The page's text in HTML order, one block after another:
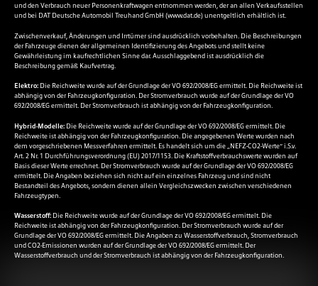
und den Verbrauch neuer Personenkraftwagen entnommen werden, der an allen Verkaufsstellen
und bei DAT Deutsche Automobil Treuhand GmbH (www.dat.de) unentgeltlich erhältlich ist.
Zwischenverkauf, Änderungen und Irrtümer sind ausdrücklich vorbehalten. Die Beschreibungen
der Fahrzeuge dienen der allgemeinen Identifizierung des Angebots und stellt keine
Gewährleistung im kaufrechtlichen Sinne dar. Ausschlaggebend ist ausdrücklich die
Beschreibung gemäß Kaufvertrag.
Elektro: Die Reichweite wurde auf der Grundlage der VO 692/2008/EG ermittelt. Die Reichweite ist
abhängig von der Fahrzeugkonfiguration. Der Stromverbrauch wurde auf der Grundlage der VO
692/2008/EG ermittelt. Der Stromverbrauch ist abhängig von der Fahrzeugkonfiguration.
Hybrid-Modelle: Die Reichweite wurde auf der Grundlage der VO 692/2008/EG ermittelt. Die
Reichweite ist abhängig von der Fahrzeugkonfiguration. Die angegebenen Werte wurden nach
dem vorgeschriebenen Messverfahren ermittelt. Es handelt sich um die „NEFZ-CO2-Werte“ i.S.v.
Art. 2 Nr. 1 Durchführungsverordnung (EU) 2017/1153. Die Kraftstoffverbrauchswerte wurden auf
Basis dieser Werte errechnet. Der Stromverbrauch wurde auf der Grundlage der VO 692/2008/EG
ermittelt. Die Angaben beziehen sich nicht auf ein einzelnes Fahrzeug und sind nicht
Bestandteil des Angebots, sondern dienen allein Vergleichszwecken zwischen verschiedenen
Fahrzeugtypen.
Wasserstoff: Die Reichweite wurde auf der Grundlage der VO 692/2008/EG ermittelt. Die
Reichweite ist abhängig von der Fahrzeugkonfiguration. Der Stromverbrauch wurde auf der
Grundlage der VO 692/2008/EG ermittelt. Die Angaben zu Wasserstoffverbrauch, Stromverbrauch
und CO2-Emissionen wurden auf der Grundlage der VO 692/2008/EG ermittelt. Der
Wasserstoffverbrauch und der Stromverbrauch ist abhängig von der Fahrzeugkonfiguration.